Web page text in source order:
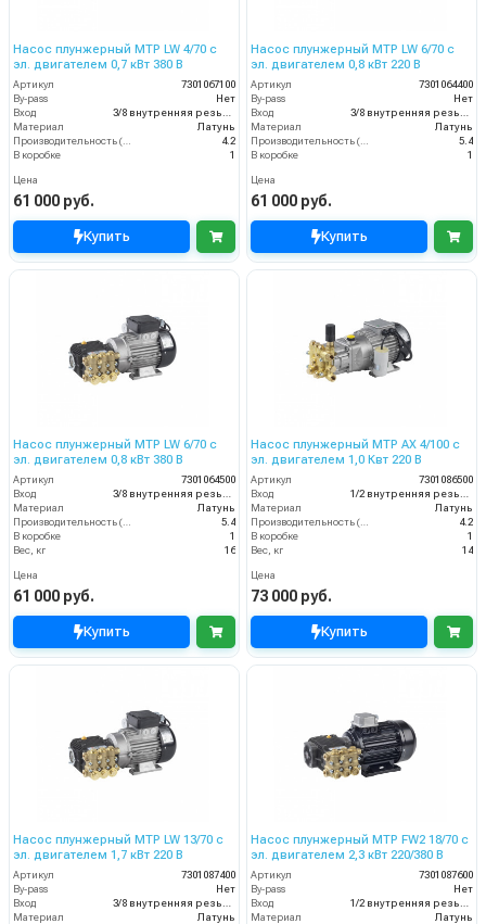
Насос плунжерный MTP LW 4/70 с
эл. двигателем 0,7 кВт 380 В
Артикул
7301067100
By-pass
Нет
Вход
Материал
Латунь
4.2
В коробке
1
Цена
61 000 руб.
Купить
Насос плунжерный MTP LW 6/70 с
эл. двигателем 0,8 кВт 220 В
Артикул
7301064400
By-pass
Нет
Вход
Материал
Латунь
5.4
В коробке
1
Цена
61 000 руб.
Купить
Насос плунжерный MTP LW 6/70 с
эл. двигателем 0,8 кВт 380 В
Артикул
7301064500
Вход
Материал
Латунь
5.4
В коробке
1
Вес, кг
16
Цена
61 000 руб.
Купить
Насос плунжерный MTP AX 4/100 с
эл. двигателем 1,0 Квт 220 В
Артикул
7301086500
Вход
Материал
Латунь
4.2
В коробке
1
Вес, кг
14
Цена
73 000 руб.
Купить
Насос плунжерный MTP LW 13/70 с
эл. двигателем 1,7 кВт 220 В
Артикул
7301087400
By-pass
Нет
Вход
3/8 внутренняя резьба
Материал
Латунь
Насос плунжерный MTP FW2 18/70 с
эл. двигателем 2,3 кВт 220/380 В
Артикул
7301087600
By-pass
Нет
Вход
1/2 внутренняя резьба
Материал
Латунь